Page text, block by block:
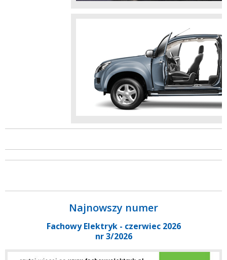
Najnowszy numer
Fachowy Elektryk - czerwiec 2026
nr 3/2026